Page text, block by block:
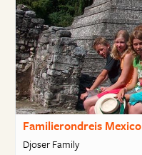
Familierondreis Mexico
Djoser Family